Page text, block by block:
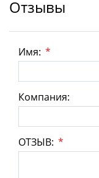
Отзывы
Имя: *
Компания:
ОТЗЫВ: *